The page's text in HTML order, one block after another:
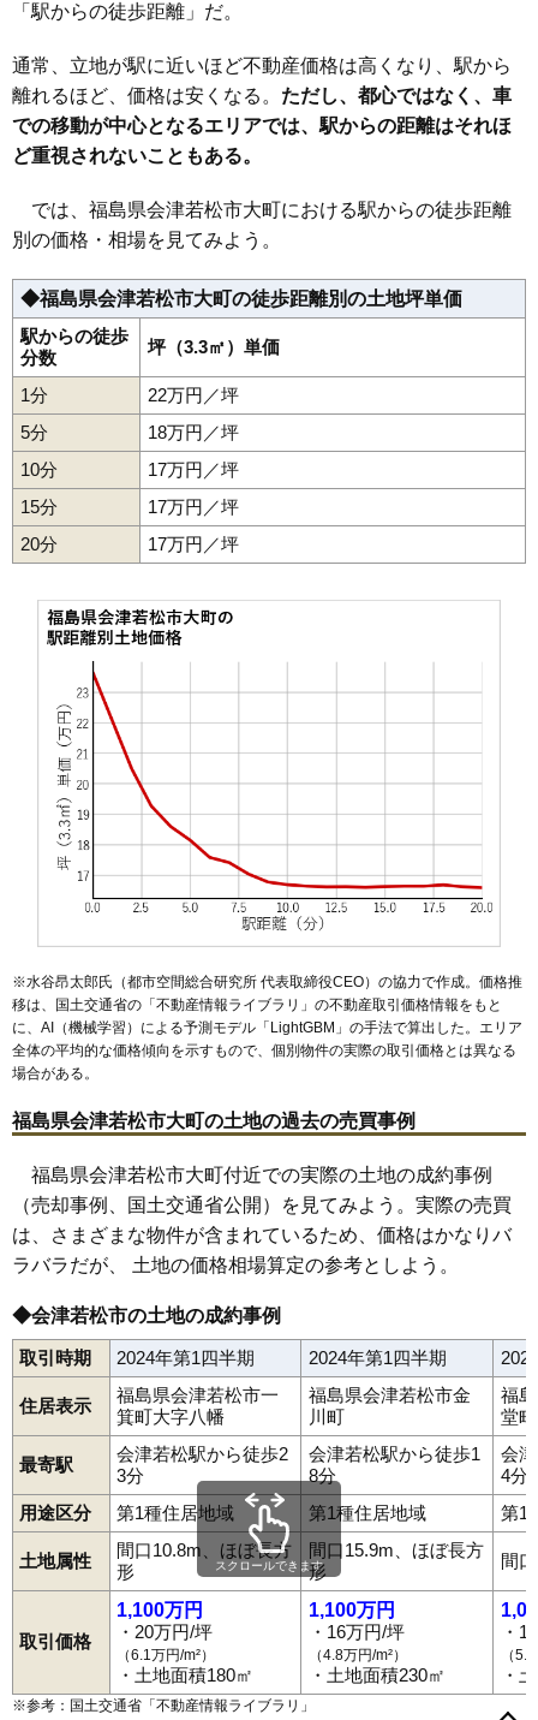
30 古川町
31 町北町上荒久田 16万円 1,060万円 11.2%
32 表町 16万円 1,092万円 11.8%
33 東年貢 16万円 1,043万円 11.6%
34 米代 16万円
36 飯盛 16万円
38 門田町黒岩 15万円 1,011万円
39 石堂町
40
41 材木町
42 北滝沢
43 五月町
44 西七日町
45 門田町飯寺
47 川原町
48 湯川町
門田町日吉
金川町 13万円 869万円
日新町 13万円 838万円
城東町
13万円 1,511万円
13万円
花春町 13万円 1,011万円 11.4%
59 インター西 13万円 6,776万円 10.1%
60
62 大塚 12万円 763万円 8.3%
63 宝町 12万円 645万円 8.5%
64 蚕養町 12万円 1,062万円 2.8%
65 天寧寺町 12万円 731万円 6.3%
66 栄町 11万円 757万円
67 門田町徳久 11万円
68 東山町石山 11万円 651万円 4.2%
69 日吉町 11万円 668万円 6.8%
70 鶴賀町 0.9%
門田町御山 9.6万円 806万円 2.9%
門田町年貢町 8.4万円 0.3%
73
北会津町水季の
里
8.1万円 704万円 1.9%
河東町浅山 7.7万円
真宮新町南 707万円 4.2%
76 河東町広田 565万円 3.4%
神指町南四合 6.6万円 477万円 -0.8%
78 大戸町芦牧 6.6万円 4.6%
「駅からの徒歩距離」だ。
通常、立地が駅に近いほど不動産価格は高くなり、駅から
離れるほど、価格は安くなる。 ただし、都心ではなく、車
での移動が中心となるエリアでは、駅からの距離はそれほ
ど重視されないこともある。
では、福島県会津若松市大町における駅からの徒歩距離
別の価格・相場を見てみよう。
◆福島県会津若松市大町の徒歩距離別の土地坪単価
駅からの徒歩
分数
坪（3.3㎡）単価
1分
22万円／坪
5分
18万円／坪
10分
17万円／坪
15分
17万円／坪
20分
17万円／坪
※水谷昂太郎氏（都市空間総合研究所 代表取締役CEO）の協力で作成。価格推
移は、国土交通省の「不動産情報ライブラリ 」の不動産取引価格情報をもと
に、AI（機械学習）による予測モデル「LightGBM」の手法で算出した。エリア
全体の平均的な価格傾向を示すもので、個別物件の実際の取引価格とは異なる
場合がある。
福島県会津若松市大町の土地の過去の売買事例
福島県会津若松市大町付近での実際の土地の成約事例
（売却事例、国土交通省公開）を見てみよう。実際の売買
は、さまざまな物件が含まれているため、価格はかなりバ
ラバラだが、 土地の価格相場算定の参考としよう。
◆会津若松市の土地の成約事例
取引時期 2024年第1四半期 2024年第1四半期
住居表示
福島県会津若松市一
箕町大字八幡
福島県会津若松市金
川町
福
堂町
最寄駅
会津若松駅から徒歩2
3分
会津若松駅から徒歩1
8分
会
4分
用途区分
第1種住居地域 第1種住居地域 第1
土地属性
間口10.8m、ほぼ長方
形
間口15.9m、ほぼ長方
形
間
取引価格
1,100万円
・20万円/坪
（6.1万円/m²）
・土地面積180㎡
1,100万円
・16万円/坪
（4.8万円/m²）
・土地面積230㎡
・
（
・
スクロールできます
※参考：国土交通省「不動産情報ライブラリ 」
相生町旭町飯盛石堂町一箕町亀賀一箕町鶴賀一箕町八幡
インター西駅前町大塚 大戸町上三寄
表町金川町 河東町浅山 河東町郡山河東町東長原
河東町広田河東町南高野
北会津町蟹川
北会津町上米塚北会津町下米塚 北会津町水季の里北滝沢
行仁町慶山神指町北四合神指町黒川神指町南四合
高野町上高野 高野町中沼蚕養町材木町